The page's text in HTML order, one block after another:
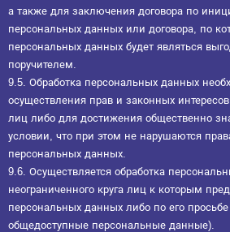
а также для заключения договора по
персональных данных или договора, по
персональных данных будет являться
поручителем.
9.5. Обработка персональных данных
осуществления прав и законных
лиц либо для достижения общественно
условии, что при этом не нарушаются
персональных данных.
9.6. Осуществляется обработка
неограниченного круга лиц к которым
персональных данных либо по его
общедоступные персональные данные).